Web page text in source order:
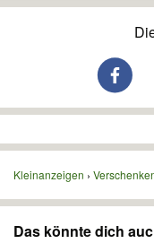
Kleinanzeigen
Das könnte dich